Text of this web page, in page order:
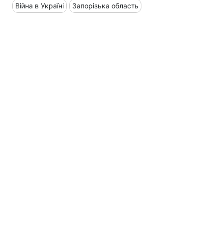
Війна в Україні Запорізька область